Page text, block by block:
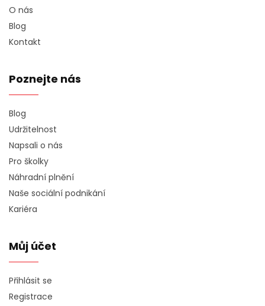
O nás
Blog
Kontakt
Poznejte nás
Blog
Udržitelnost
Napsali o nás
Pro školky
Náhradní plnění
Naše sociální podnikání
Kariéra
Můj účet
Přihlásit se
Registrace